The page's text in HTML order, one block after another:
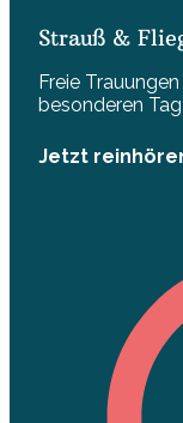
Strauß &
Freie
besonderen Tag
Jetzt